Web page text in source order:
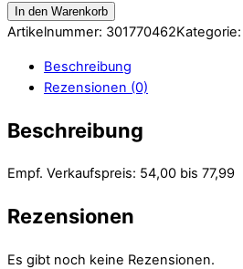
In den Warenkorb
Artikelnummer: 301770462Kategorie:
Beschreibung
Rezensionen (0)
Beschreibung
Empf. Verkaufspreis: 54,00 bis 77,99
Rezensionen
Es gibt noch keine Rezensionen.